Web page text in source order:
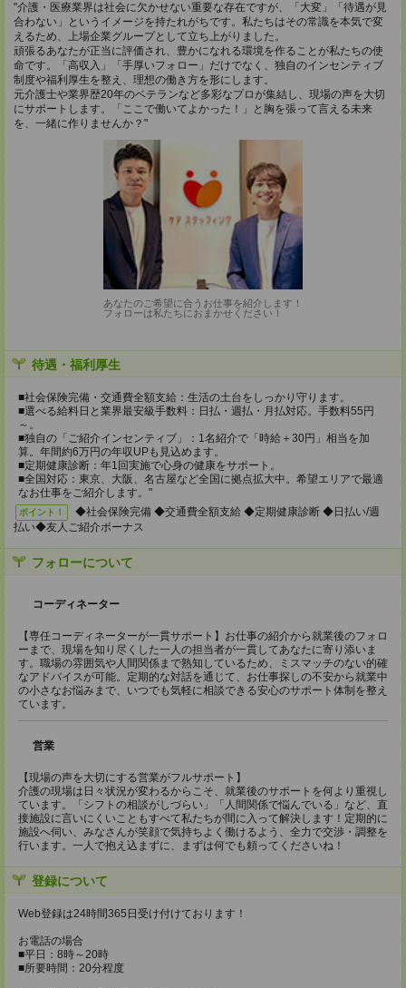
"介護・医療業界は社会に欠かせない重要な存在ですが、「大変」「待遇が見
合わない」というイメージを持たれがちです。私たちはその常識を本気で変
えるため、上場企業グループとして立ち上がりました。
頑張るあなたが正当に評価され、豊かになれる環境を作ることが私たちの使
命です。「高収入」「手厚いフォロー」だけでなく、独自のインセンティブ
制度や福利厚生を整え、理想の働き方を形にします。
元介護士や業界歴20年のベテランなど多彩なプロが集結し、現場の声を大切
にサポートします。「ここで働いてよかった！」と胸を張って言える未来
を、一緒に作りませんか？"
あなたのご希望に合うお仕事を紹介します！
フォローは私たちにおまかせください！
待遇・福利厚生
■社会保険完備・交通費全額支給：生活の土台をしっかり守ります。
■選べる給料日と業界最安級手数料：日払・週払・月払対応。手数料55円
～。
■独自の「ご紹介インセンティブ」：1名紹介で「時給＋30円」相当を加
算。年間約6万円の年収UPも見込めます。
■定期健康診断：年1回実施で心身の健康をサポート。
■全国対応：東京、大阪、名古屋など全国に拠点拡大中。希望エリアで最適
なお仕事をご紹介します。"
ポイント！
◆社会保険完備 ◆交通費全額支給 ◆定期健康診断 ◆日払い/週
払い◆友人ご紹介ボーナス
フォローについて
コーディネーター
【専任コーディネーターが一貫サポート】お仕事の紹介から就業後のフォロ
ーまで、現場を知り尽くした一人の担当者が一貫してあなたに寄り添いま
す。職場の雰囲気や人間関係まで熟知しているため、ミスマッチのない的確
なアドバイスが可能。定期的な対話を通じて、お仕事探しの不安から就業中
の小さなお悩みまで、いつでも気軽に相談できる安心のサポート体制を整え
ています。
営業
【現場の声を大切にする営業がフルサポート】
介護の現場は日々状況が変わるからこそ、就業後のサポートを何より重視し
ています。「シフトの相談がしづらい」「人間関係で悩んでいる」など、直
接施設に言いにくいこともすべて私たちが間に入って解決します！定期的に
施設へ伺い、みなさんが笑顔で気持ちよく働けるよう、全力で交渉・調整を
行います。一人で抱え込まずに、まずは何でも頼ってくださいね！
登録について
Web登録は24時間365日受け付けております！
お電話の場合
■平日：8時～20時
■所要時間：20分程度